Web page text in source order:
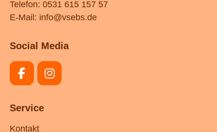
Telefon: 0531 615 157 57
E-Mail: info@vsebs.de
Social Media
Service
Kontakt